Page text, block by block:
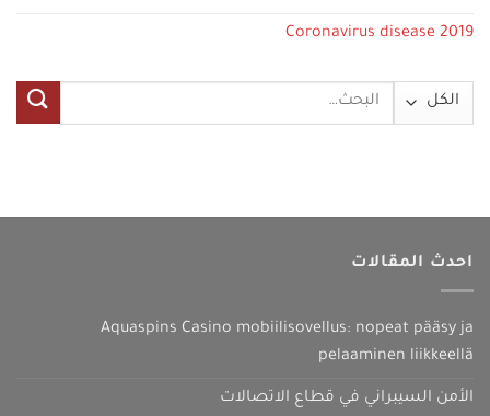
Coronavirus disease 2019
البحث
احدث المقالات
Aquaspins Casino mobiilisovellus: nopeat pääsy ja
pelaaminen liikkeellä
الأمن السيبراني في قطاع الاتصالات